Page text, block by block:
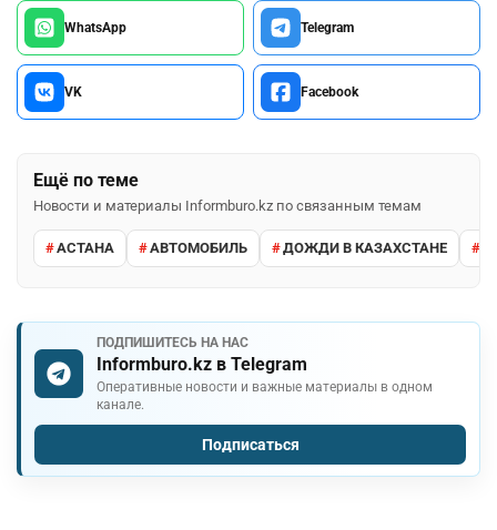
WhatsApp Telegram
VK Facebook
Ещё по теме
Новости и материалы Informburo.kz по связанным темам
АСТАНА АВТОМОБИЛЬ ДОЖДИ В КАЗАХСТАНЕ
ПОДПИШИТЕСЬ НА НАС
Informburo.kz в Telegram
Оперативные новости и важные материалы в одном
канале.
Подписаться